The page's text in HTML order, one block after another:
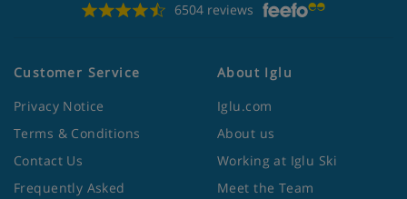
6504 reviews
Customer Service
Privacy Notice
Terms & Conditions
Contact Us
Frequently Asked
About Iglu
Iglu.com
About us
Working at Iglu Ski
Meet the Team